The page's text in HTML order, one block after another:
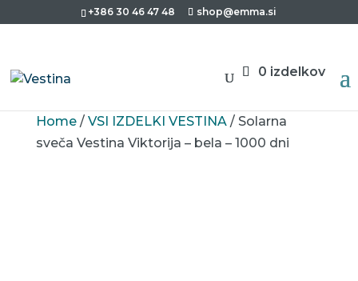
+386 30 46 47 48 shop@emma.si
0 izdelkov
Home/ VSI IZDELKI VESTINA/ Solarna
sveča Vestina Viktorija – bela – 1000 dni